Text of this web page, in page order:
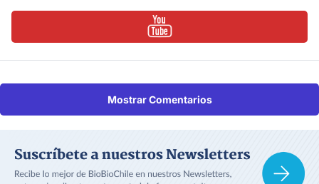
Mostrar Comentarios